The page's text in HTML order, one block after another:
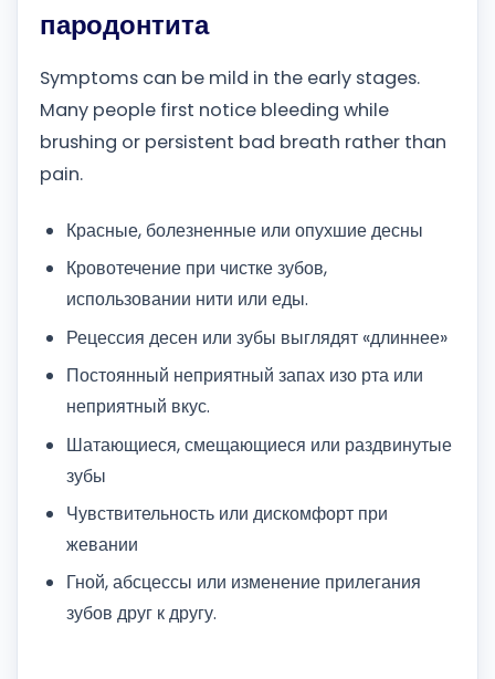
пародонтита
Symptoms can be mild in the early stages.
Many people first notice bleeding while
brushing or persistent bad breath rather than
pain.
Красные, болезненные или опухшие десны
Кровотечение при чистке зубов,
использовании нити или еды.
Рецессия десен или зубы выглядят «длиннее»
Постоянный неприятный запах изо рта или
неприятный вкус.
Шатающиеся, смещающиеся или раздвинутые
зубы
Чувствительность или дискомфорт при
жевании
Гной, абсцессы или изменение прилегания
зубов друг к другу.